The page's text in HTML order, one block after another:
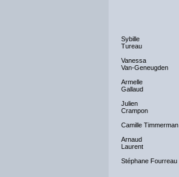
Sybille
Tureau
Vanessa
Van-Geneugden
Armelle
Gallaud
Julien
Crampon
Camille Timmerman
Arnaud
Laurent
Stéphane Fourreau